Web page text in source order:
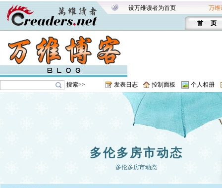
设万维读者为首页 万维
首 页
搜索>> 发表日志 控制面板 个人相册
多伦多房市动态
多伦多房市动态